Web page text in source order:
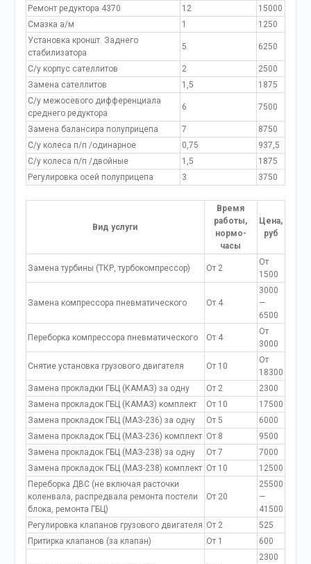
Ремонт редуктора 4370
12
15000
Смазка а/м
1
1250
Установка кроншт. Заднего
стабилизатора
5 6250
С/у корпус сателлитов 2
2500
Замена сателлитов
1,5
1875
С/у межосевого дифференциала
среднего редуктора
6 7500
Замена балансира полуприцепа 7
8750
С/у колеса п/п /одинарное
0,75
937,5
С/у колеса п/п /двойные
1,5
1875
Регулировка осей полуприцепа
3 3750
Вид услуги
Время
работы,
нормо-
часы
Цена,
руб
Замена турбины (ТКР, турбокомпрессор) От 2
От
1500
Замена компрессора пневматического От 4
3000
—
6500
Переборка компрессора пневматического От 4
От
3000
Снятие установка грузового двигателя От 10
От
18300
Замена прокладки ГБЦ (КАМАЗ) за одну
От 2
2300
Замена прокладок ГБЦ (КАМАЗ) комплект
От 10
17500
Замена прокладок ГБЦ (МАЗ-236) за одну
От 5
6000
Замена прокладок ГБЦ (МАЗ-236) комплект От 8
9500
Замена прокладок ГБЦ (МАЗ-238) за одну
От 7
7000
Замена прокладок ГБЦ (МАЗ-238) комплект От 10
12500
Переборка ДВС (не включая расточки
коленвала, распредвала ремонта постели
блока, ремонта ГБЦ)
От 20
25500
—
41500
Регулировка клапанов грузового двигателя От 2
525
Притирка клапанов (за клапан)
От 1 600
2300